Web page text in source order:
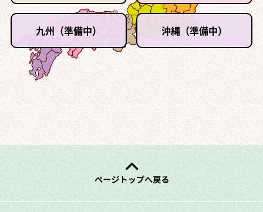
九州（準備中） 沖縄（準備中）